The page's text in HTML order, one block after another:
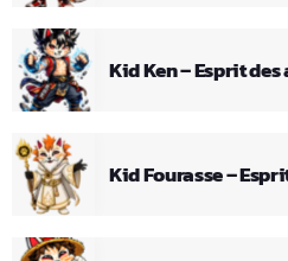
Kid Ken – Esprit
Kid Fourasse –